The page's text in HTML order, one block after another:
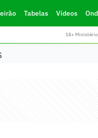
Tabelas Vídeos
18+